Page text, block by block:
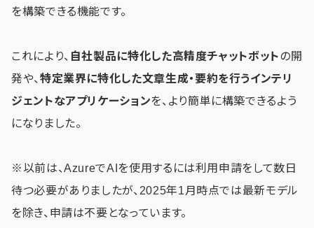
を構築できる機能です。
これにより、 自社製品に特化した高精度チャットボットの開
発や、 特定業界に特化した文章生成・要約を行うインテリ
ジェントなアプリケーションを、より簡単に構築できるよう
になりました。
※以前は、AzureでAIを使用するには利用申請をして数日
待つ必要がありましたが、2025年1月時点では最新モデル
を除き、申請は不要となっています。